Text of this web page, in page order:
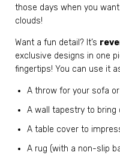
those days when you
clouds!
Want a fun detail? It’s
exclusive designs in one
fingertips! You can use it
A throw for your sofa
A wall tapestry to
A table cover to
A rug (with a non-slip